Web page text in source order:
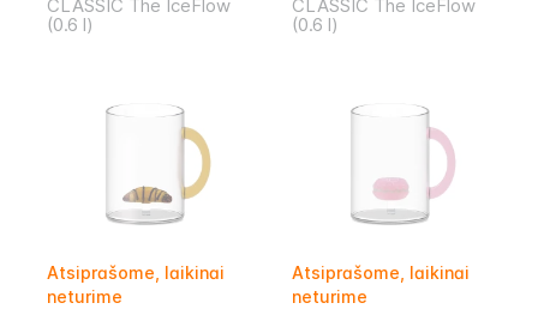
CLASSIC The IceFlow
(0.6 l)
CLASSIC The IceFlow
(0.6 l)
Atsiprašome, laikinai
neturime
Atsiprašome, laikinai
neturime